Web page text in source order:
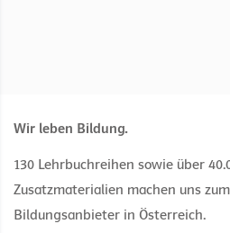
Wir leben Bildung.
130 Lehrbuchreihen sowie über
Zusatzmaterialien machen uns
Bildungsanbieter in Österreich.